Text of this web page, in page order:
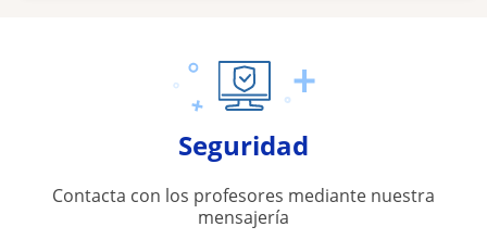
Seguridad
Contacta con los profesores mediante nuestra
mensajería